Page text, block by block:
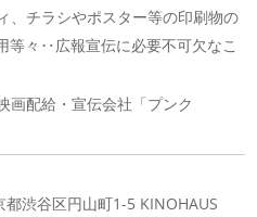
チラシやポスター等の印刷物の
等々‥広報宣伝に必要不可欠なこ
画配給・宣伝会社「プンク
渋谷区円山町1-5 KINOHAUS